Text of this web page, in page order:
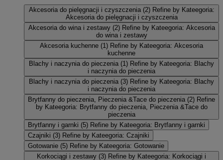
Akcesoria do pielęgnacji i czyszczenia (2) Refine by Kateegoria:
Akcesoria do pielęgnacji i czyszczenia
Akcesoria do wina i zestawy (2) Refine by Kateegoria: Akcesoria
do wina i zestawy
Akcesoria kuchenne (1) Refine by Kateegoria: Akcesoria
kuchenne
Blachy i naczynia do pieczenia (1) Refine by Kateegoria: Blachy
i naczynia do pieczenia
Blachy i naczynia do pieczenia (3) Refine by Kateegoria: Blachy
i naczynia do pieczenia
Brytfanny do pieczenia, Pieczenia &Tace do pieczenia (2) Refine
by Kateegoria: Brytfanny do pieczenia, Pieczenia &Tace do
pieczenia
Brytfanny i garnki (5) Refine by Kateegoria: Brytfanny i garnki
Czajniki (3) Refine by Kateegoria: Czajniki
Gotowanie (5) Refine by Kateegoria: Gotowanie
Korkociągi i zestawy (3) Refine by Kateegoria: Korkociągi i